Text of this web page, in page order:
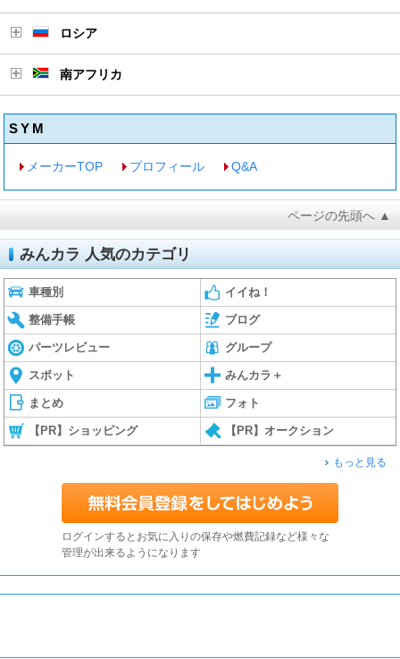
ロシア
南アフリカ
SYM
メーカーTOP プロフィール Q&A
ページの先頭へ ▲
みんカラ 人気のカテゴリ
車種別 イイね！
整備手帳 ブログ
パーツレビュー グループ
スポット みんカラ＋
まとめ フォト
【PR】ショッピング 【PR】オークション
もっと見る
ログインするとお気に入りの保存や燃費記録など様々な
管理が出来るようになります